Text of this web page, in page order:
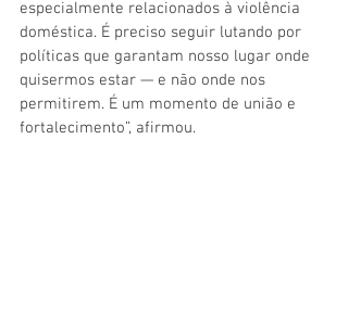
especialmente relacionados à violência
doméstica. É preciso seguir lutando por
políticas que garantam nosso lugar onde
quisermos estar — e não onde nos
permitirem. É um momento de união e
fortalecimento”, afirmou.